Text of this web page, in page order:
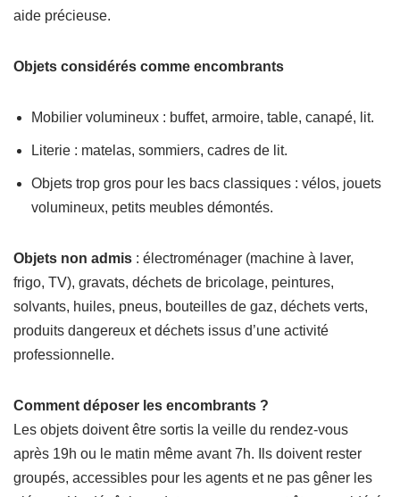
aide précieuse.
Objets considérés comme encombrants
Mobilier volumineux : buffet, armoire, table, canapé, lit.
Literie : matelas, sommiers, cadres de lit.
Objets trop gros pour les bacs classiques : vélos, jouets
volumineux, petits meubles démontés.
Objets non admis : électroménager (machine à laver,
frigo, TV), gravats, déchets de bricolage, peintures,
solvants, huiles, pneus, bouteilles de gaz, déchets verts,
produits dangereux et déchets issus d’une activité
professionnelle.
Comment déposer les encombrants ?
Les objets doivent être sortis la veille du rendez-vous
après 19h ou le matin même avant 7h. Ils doivent rester
groupés, accessibles pour les agents et ne pas gêner les